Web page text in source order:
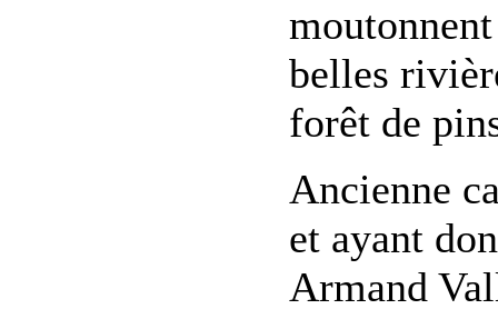
belles
forêt de
Ancienne
et ayant
Armand